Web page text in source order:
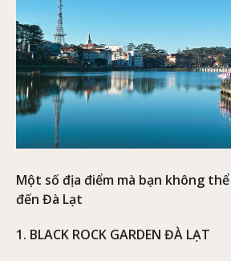
Một số địa điểm mà bạn không
đến Đà Lạt
1. BLACK ROCK GARDEN ĐÀ LẠT